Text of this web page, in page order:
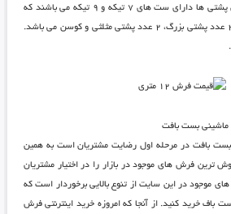
تنوع بالایی برخوردار است. این پشتی ها دارای ست های ۷ تیکه و ۹ تیکه می باشند که
شامل، ۲ عدد بالشت لوله ای، ۲ عدد پشتی بزرگ، ۲ عدد پشتی مثلثی و کوسن می باشد.
بست بافت
بافت در مرحله اول رضایت مشتریان است به همین
ترین فرش های موجود در بازار را در اختیار مشتریان
موجود در این سایت از تنوع بالایی برخوردار است که
باف خرید کنید. از آنجا که امروزه خرید اینترنتی فرش